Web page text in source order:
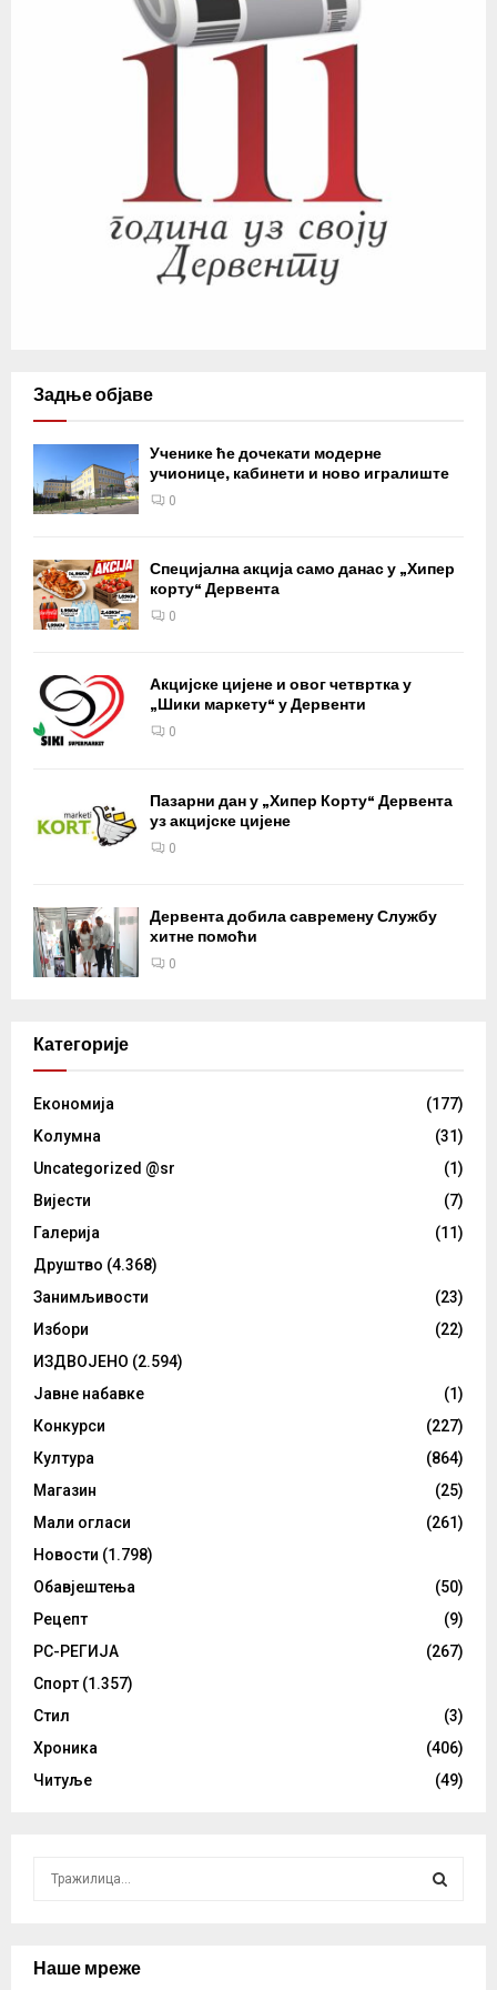
Задње објаве
Ученике ће дочекати модерне
учионице, кабинети и ново игралиште
0
Специјална акција само данас у „Хипер
корту“ Дервента
0
Акцијске цијене и овог четвртка у
„Шики маркету“ у Дервенти
0
Пазарни дан у „Хипер Корту“ Дервента
уз акцијске цијене
0
Дервента добила савремену Службу
хитне помоћи
0
Категорије
Eкономија
(177)
Kолумнa
(31)
Uncategorized @sr
(1)
Вијести
(7)
Галерија
(11)
Друштво (4.368)
Занимљивости
(23)
Избори
(22)
ИЗДВОЈЕНО (2.594)
Јавне набавке
(1)
Конкурси
(227)
Култура
(864)
Магазин
(25)
Мали огласи
(261)
Новости (1.798)
Обавјештења
(50)
Рецепт
(9)
РС-РЕГИЈА
(267)
Спорт (1.357)
Стил
(3)
Хроника
(406)
Читуље
(49)
cНаше мреже